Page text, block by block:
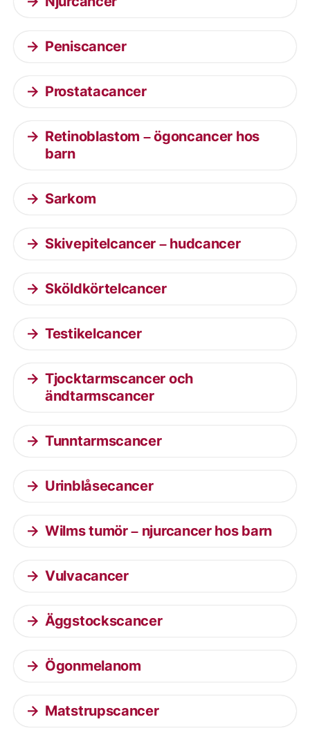
Peniscancer
Prostatacancer
Retinoblastom – ögoncancer hos
barn
Sarkom
Skivepitelcancer – hudcancer
Sköldkörtelcancer
Testikelcancer
Tjocktarmscancer och
ändtarmscancer
Tunntarmscancer
Urinblåsecancer
Wilms tumör – njurcancer hos barn
Vulvacancer
Äggstockscancer
Ögonmelanom
Matstrupscancer